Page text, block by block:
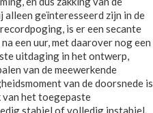
geïnteresseerd zijn in de
is er een secante
een uur, met daarover nog een
uitdaging in het ontwerp,
van de meewerkende
van de doorsnede is
het toegepaste
stabiel of volledig instabiel.